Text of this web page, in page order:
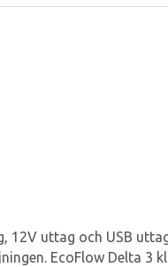
uttag och USB
EcoFlow Delta 3